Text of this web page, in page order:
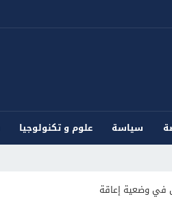
سياسة علوم و تكنولوجيا
في وضعية إعاقة